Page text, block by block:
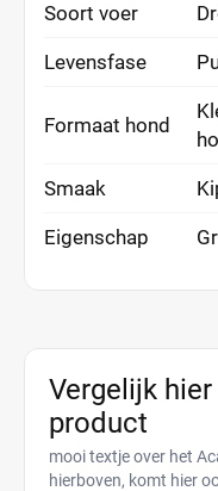
Soort voer
Levensfase
Formaat hond
Smaak
Eigenschap
Vergelijk
product
mooi textje over het
hierboven, komt hier